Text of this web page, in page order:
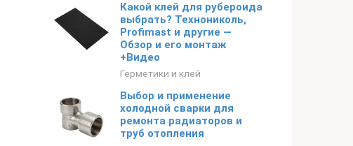
Какой клей для рубероида
выбрать? Технониколь,
Profimast и другие —
Обзор и его монтаж
+Видео
Герметики и клей
Выбор и применение
холодной сварки для
ремонта радиаторов и
труб отопления